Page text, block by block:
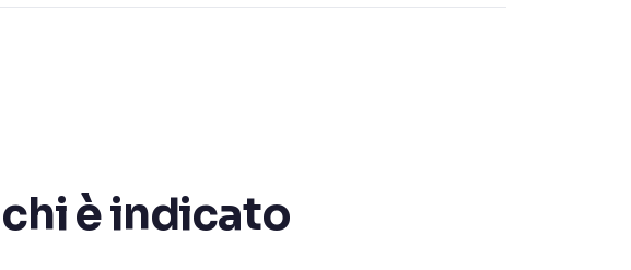
chi è indicato